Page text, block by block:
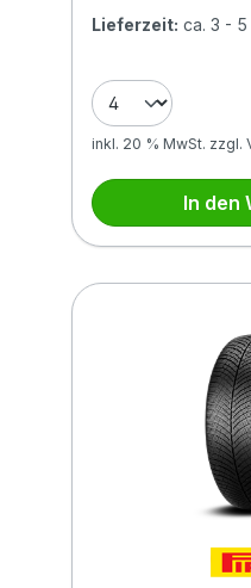
Lieferzeit: ca. 3 -
inkl. 20 % MwSt. zzgl.
In den